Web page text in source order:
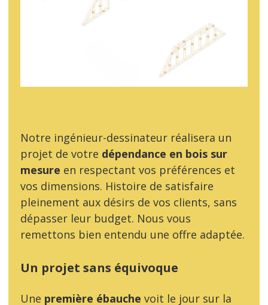
Notre ingénieur-dessinateur réalisera un
projet de votre dépendance en bois sur
mesure en respectant vos préférences et
vos dimensions. Histoire de satisfaire
pleinement aux désirs de vos clients, sans
dépasser leur budget. Nous vous
remettons bien entendu une offre adaptée.
Un projet sans équivoque
Une première ébauche voit le jour sur la